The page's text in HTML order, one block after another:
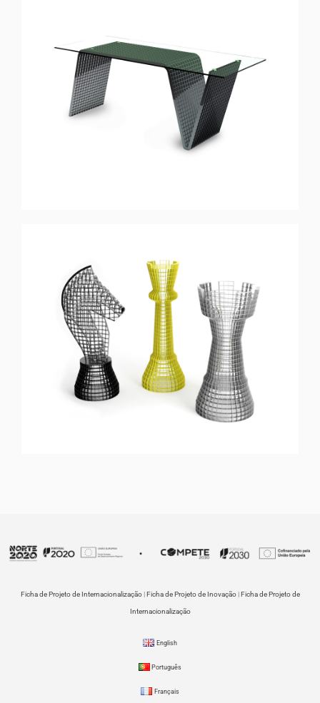
EXCENTRIC
Mesa de Escritório
CHECKMATE
Projeto Especial
Ficha de Projeto de Internacionalização|Ficha de Projeto de Inovação|Ficha de Projeto de
Internacionalização
English
Português
Français